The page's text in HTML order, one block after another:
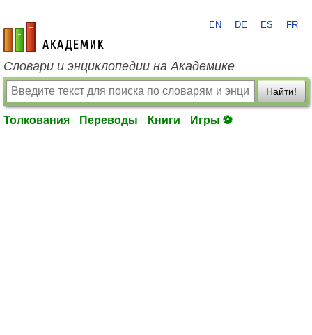
academic.ru
EN DE ES FR
Словари и энциклопедии на Академике
Найти!
Толкования Переводы Книги Игры ⚽